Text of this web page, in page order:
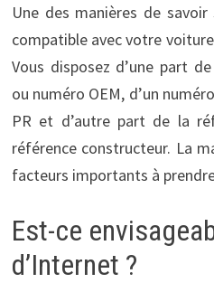
Une des manières de
compatible avec votre
Vous disposez d’une part
ou numéro OEM, d’un
PR et d’autre part de la
référence constructeur. La
facteurs importants à
Est-ce
d’Internet ?